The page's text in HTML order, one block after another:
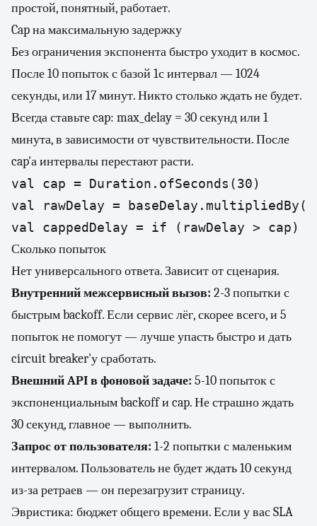
простой, понятный, работает.
Cap на максимальную задержку
Без ограничения экспонента быстро уходит в космос.
После 10 попыток с базой 1с интервал — 1024
секунды, или 17 минут. Никто столько ждать не будет.
Всегда ставьте cap: max_delay = 30 секунд или 1
минута, в зависимости от чувствительности. После
cap'а интервалы перестают расти.
val cap = Duration.ofSeconds(30)
val rawDelay =
val cappedDelay = if (rawDelay > cap)
Сколько попыток
Нет универсального ответа. Зависит от сценария.
Внутренний межсервисный вызов: 2-3 попытки с
быстрым backoff. Если сервис лёг, скорее всего, и 5
попыток не помогут — лучше упасть быстро и дать
circuit breaker'у сработать.
Внешний API в фоновой задаче: 5-10 попыток с
экспоненциальным backoff и cap. Не страшно ждать
30 секунд, главное — выполнить.
Запрос от пользователя: 1-2 попытки с маленьким
интервалом. Пользователь не будет ждать 10 секунд
из-за ретраев — он перезагрузит страницу.
Эвристика: бюджет общего времени. Если у вас SLA